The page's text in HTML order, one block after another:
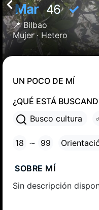
Mar 46✓
📍Bilbao
Mujer · Hetero
UN POCO DE MÍ
¿QUÉ ESTÁ
Busco cultura
18 ∼ 99
SOBRE MÍ
Sin descripción